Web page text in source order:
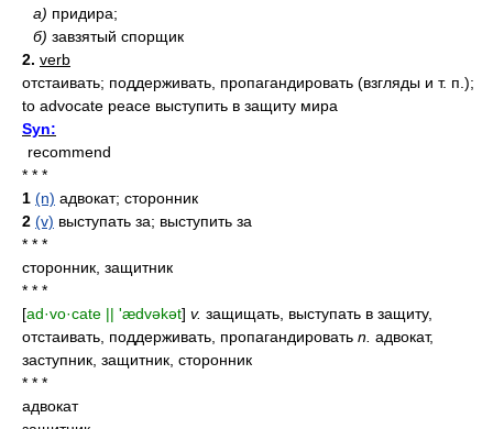
а) придира;
б) завзятый спорщик
2. verb
отстаивать; поддерживать, пропагандировать (взгляды и т. п.);
to advocate peace выступить в защиту мира
Syn:
recommend
* * *
1 (n) адвокат; сторонник
2 (v) выступать за; выступить за
* * *
сторонник, защитник
* * *
[ad·vo·cate || 'ædvəkət] v. защищать, выступать в защиту,
отстаивать, поддерживать, пропагандировать n. адвокат,
заступник, защитник, сторонник
* * *
адвокат